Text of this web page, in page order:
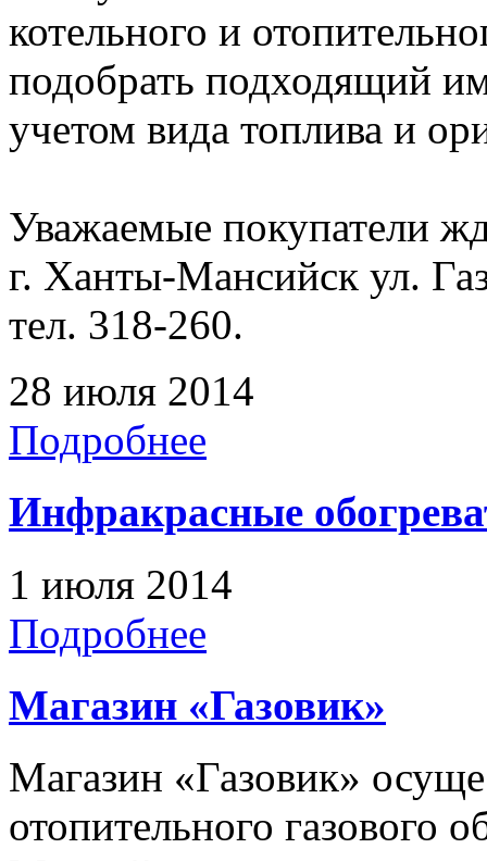
котельного и
подобрать подходящий
учетом вида топлива и
Уважаемые покупатели
г. Ханты-Мансийск ул.
тел. 318-260.
28 июля 2014
Подробнее
Инфракрасные
1 июля 2014
Подробнее
Магазин «Газовик»
Магазин «Газовик»
отопительного газового